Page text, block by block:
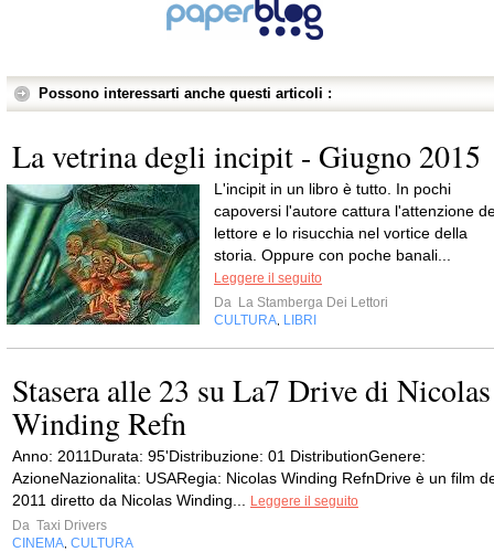
Possono interessarti anche questi articoli :
La vetrina degli incipit - Giugno 2015
L'incipit in un libro è tutto. In pochi
capoversi l'autore cattura l'attenzione
lettore e lo risucchia nel vortice della
storia. Oppure con poche banali...
Leggere il seguito
Da La Stamberga Dei Lettori
CULTURA LIBRI
Stasera alle 23 su La7 Drive di Nicolas
Winding Refn
Anno: 2011Durata: 95'Distribuzione: 01 DistributionGenere:
AzioneNazionalita: USARegia: Nicolas Winding RefnDrive è un film
2011 diretto da Nicolas Winding...
Leggere il seguito
Da Taxi Drivers
CINEMA CULTURA